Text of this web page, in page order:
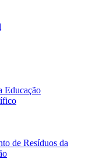
Educação
de Resíduos da